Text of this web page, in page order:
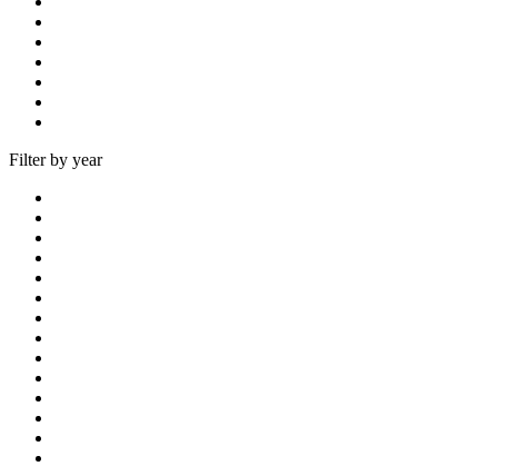
Filter by year